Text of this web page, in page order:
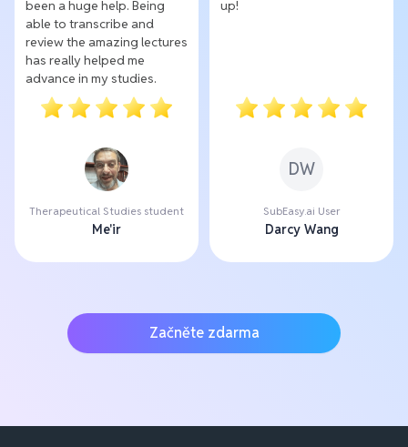
been a huge help. Being
able to transcribe and
review the amazing lectures
has really helped me
advance in my studies.
Therapeutical Studies student
Me'ir
up!
DW
SubEasy.ai User
Darcy Wang
Začněte zdarma